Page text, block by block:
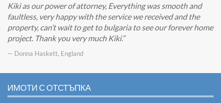
Kiki as our power of attorney, Everything was smooth and
faultless, very happy with the service we received and the
property, can’t wait to get to bulgaria to see our forever home
project. Thank you very much Kiki.
— Donna Haskett, England
ИМОТИ С ОТСТЪПКА